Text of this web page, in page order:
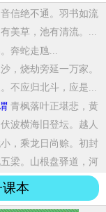
信绝不通。羽书如流
美草，池有清流。...
奔蛇走虺...
，烧劫旁延一万家。
不应归北斗，应是...
青枫落叶正堪悲，黄
波横海旧登坛。越人
，乘龙日尚赊。初封
梁。山根盘驿道，河
本